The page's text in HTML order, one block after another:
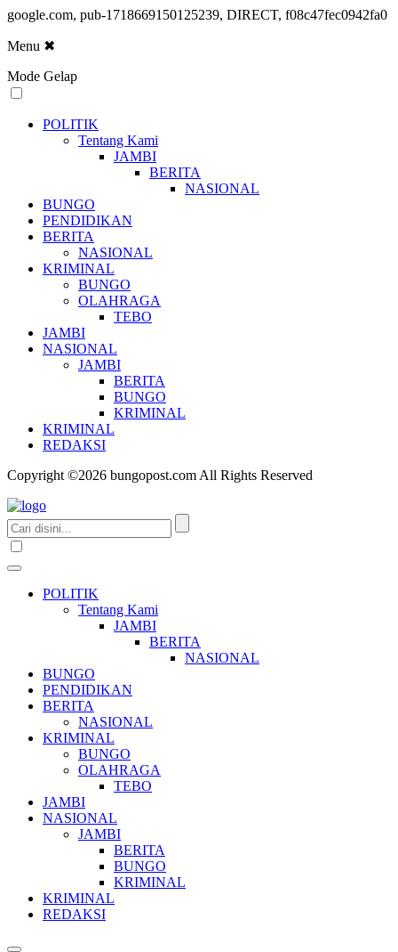
google.com, pub-1718669150125239, DIRECT, f08c47fec0942fa0
Menu ✖
Mode Gelap
POLITIK
Tentang Kami
JAMBI
BERITA
NASIONAL
BUNGO
PENDIDIKAN
BERITA
NASIONAL
KRIMINAL
BUNGO
OLAHRAGA
TEBO
JAMBI
NASIONAL
JAMBI
BERITA
BUNGO
KRIMINAL
KRIMINAL
REDAKSI
Copyright ©2026 bungopost.com All Rights Reserved
POLITIK
Tentang Kami
JAMBI
BERITA
NASIONAL
BUNGO
PENDIDIKAN
BERITA
NASIONAL
KRIMINAL
BUNGO
OLAHRAGA
TEBO
JAMBI
NASIONAL
JAMBI
BERITA
BUNGO
KRIMINAL
KRIMINAL
REDAKSI